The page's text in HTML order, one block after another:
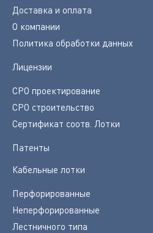
Доставка и оплата
О компании
Политика обработки данных
Лицензии
СРО проектирование
СРО строительство
Сертификат соотв. Лотки
Патенты
Кабельные лотки
Перфорированные
Неперфорированные
Лестничного типа